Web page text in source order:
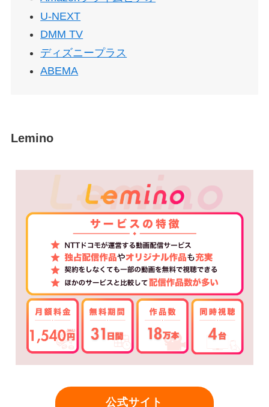
U-NEXT
DMM TV
ディズニープラス
ABEMA
Lemino
公式サイト